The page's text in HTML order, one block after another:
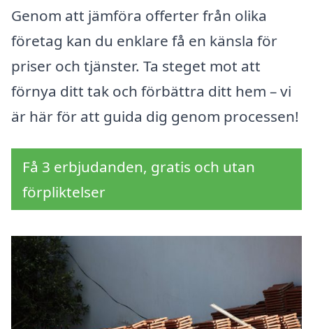
Genom att jämföra offerter från olika
företag kan du enklare få en känsla för
priser och tjänster. Ta steget mot att
förnya ditt tak och förbättra ditt hem – vi
är här för att guida dig genom processen!
Få 3 erbjudanden, gratis och utan
förpliktelser